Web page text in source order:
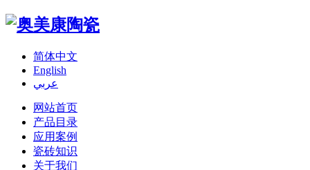
简体中文
English
عربي
网站首页
产品目录
应用案例
瓷砖知识
关于我们